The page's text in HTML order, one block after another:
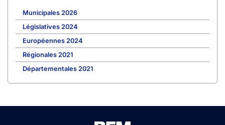
Municipales 2026
Législatives 2024
Européennes 2024
Régionales 2021
Départementales 2021